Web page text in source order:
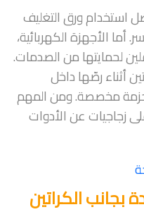
ورق التغليف
أما الأجهزة الكهربائية،
لحمايتها من الصدمات.
أثناء رصّها داخل
أحزمة مخصصة. ومن المهم
زجاجيات عن الأدوات
بجانب الكراتين